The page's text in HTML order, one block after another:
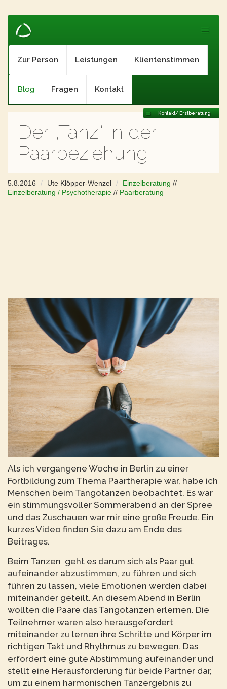
Zur Person Leistungen Klientenstimmen
Blog Fragen Kontakt
Kontakt/ Erstberatung
Der „Tanz“ in der
Paarbeziehung
5.8.2016 Ute Klöpper-Wenzel Einzelberatung //
Einzelberatung / Psychotherapie // Paarberatung
Als ich vergangene Woche in Berlin zu einer
Fortbildung zum Thema Paartherapie war, habe ich
Menschen beim Tangotanzen beobachtet. Es war
ein stimmungsvoller Sommerabend an der Spree
und das Zuschauen war mir eine große Freude. Ein
kurzes Video finden Sie dazu am Ende des
Beitrages.
Beim Tanzen geht es darum sich als Paar gut
aufeinander abzustimmen, zu führen und sich
führen zu lassen, viele Emotionen werden dabei
miteinander geteilt. An diesem Abend in Berlin
wollten die Paare das Tangotanzen erlernen. Die
Teilnehmer waren also herausgefordert
miteinander zu lernen ihre Schritte und Körper im
richtigen Takt und Rhythmus zu bewegen. Das
erfordert eine gute Abstimmung aufeinander und
stellt eine Herausforderung für beide Partner dar,
um zu einem harmonischen Tanzergebnis zu